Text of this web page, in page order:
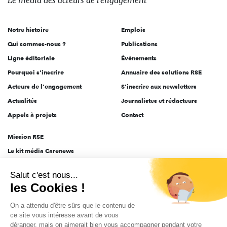
l'engagement
Notre histoire
Qui sommes-nous ?
Ligne éditoriale
Pourquoi s'inscrire
Acteurs de l'engagement
Actualités
Appels à projets
Emplois
Publications
Évènements
Annuaire des solutions RSE
S'inscrire aux newsletters
Journalistes et rédacteurs
Contact
Mission RSE
Le kit média Carenews
AEF info
Novethic
PRODURABLE
Inclusiv Day
Salut c'est nous...
les Cookies !
On a attendu d'être sûrs que le contenu de
ce site vous intéresse avant de vous
déranger, mais on aimerait bien vous accompagner pendant votre